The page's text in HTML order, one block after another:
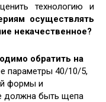
технологию и
осуществлять
некачественное?
обратить на
параметры 40/10/5,
формы и
должна быть щепа